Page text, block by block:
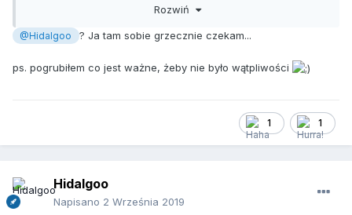
ale tylko wypite razem! więc zakład stoi:)
Rozwiń
@Hidalgoo ? Ja tam sobie grzecznie czekam...
ps. pogrubiłem co jest ważne, żeby nie było wątpliwości
1 1
Hidalgoo
Napisano 2 Września 2019